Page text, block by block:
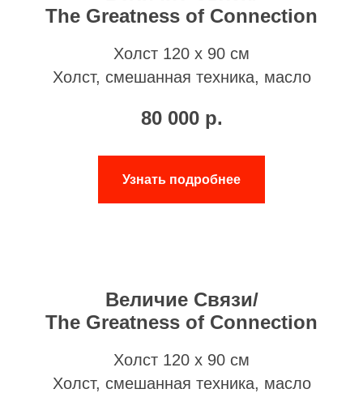
The Greatness of Connection
Холст 120 х 90 см
Холст, смешанная техника, масло
80 000 р.
Узнать подробнее
Величие Связи/
The Greatness of Connection
Холст 120 х 90 см
Холст, смешанная техника, масло